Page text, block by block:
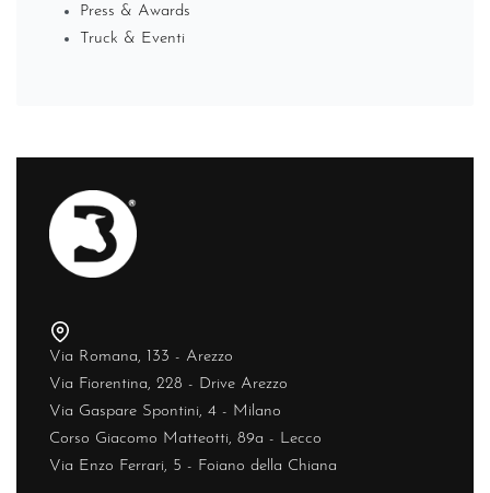
Press & Awards
Truck & Eventi
Via Romana, 133 - Arezzo
Via Fiorentina, 228 - Drive Arezzo
Via Gaspare Spontini, 4 - Milano
Corso Giacomo Matteotti, 89a - Lecco
Via Enzo Ferrari, 5 - Foiano della Chiana